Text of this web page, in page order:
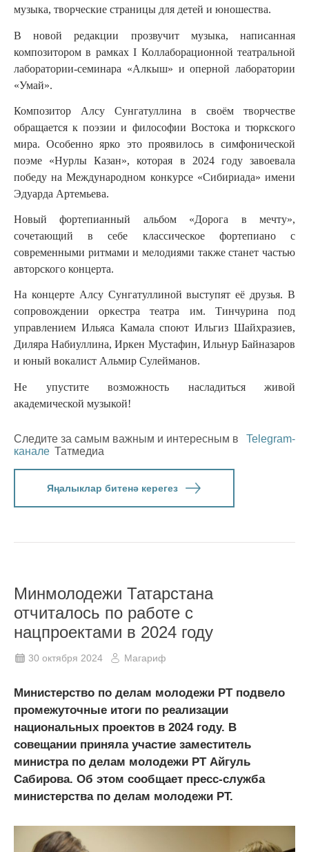
музыка, творческие страницы для детей и юношества.
В новой редакции прозвучит музыка, написанная
композитором в рамках I Коллаборационной театральной
лаборатории-семинара «Алкыш» и оперной лаборатории
«Умай».
Композитор Алсу Сунгатуллина в своём творчестве
обращается к поэзии и философии Востока и тюркского
мира. Особенно ярко это проявилось в симфонической
поэме «Нурлы Казан», которая в 2024 году завоевала
победу на Международном конкурсе «Сибириада» имени
Эдуарда Артемьева.
Новый фортепианный альбом «Дорога в мечту»,
сочетающий в себе классическое фортепиано с
современными ритмами и мелодиями также станет частью
авторского концерта.
На концерте Алсу Сунгатуллиной выступят её друзья. В
сопровождении оркестра театра им. Тинчурина под
управлением Ильяса Камала споют Ильгиз Шайхразиев,
Диляра Набиуллина, Иркен Мустафин, Ильнур Байназаров
и юный вокалист Альмир Сулейманов.
Не упустите возможность насладиться живой
академической музыкой!
Следите за самым важным и интересным в
Telegram-
канале Татмедиа
Яңалыклар битенә керегез
Минмолодежи Татарстана
отчиталось по работе с
нацпроектами в 2024 году
30 октября 2024 Магариф
Министерство по делам молодежи РТ подвело
промежуточные итоги по реализации
национальных проектов в 2024 году. В
совещании приняла участие заместитель
министра по делам молодежи РТ Айгуль
Сабирова. Об этом сообщает пресс-служба
министерства по делам молодежи РТ.